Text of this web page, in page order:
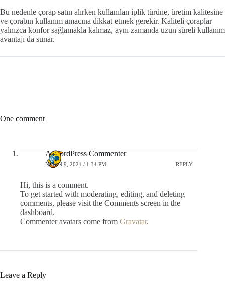
Bu nedenle çorap satın alırken kullanılan iplik türüne, üretim kalitesine
ve çorabın kullanım amacına dikkat etmek gerekir. Kaliteli çoraplar
yalnızca konfor sağlamakla kalmaz, aynı zamanda uzun süreli kullanım
avantajı da sunar.
One comment
A WordPress Commenter
NISAN 9, 2021 / 1:34 PM REPLY
Hi, this is a comment.
To get started with moderating, editing, and deleting
comments, please visit the Comments screen in the
dashboard.
Commenter avatars come from Gravatar.
Leave a Reply